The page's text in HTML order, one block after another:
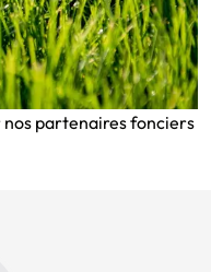
nos partenaires fonciers